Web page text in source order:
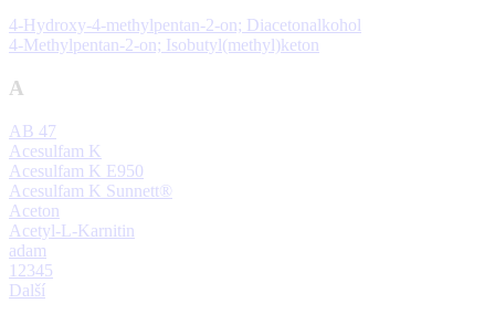
4-Hydroxy-4-methylpentan-2-on; Diacetonalkohol
4-Methylpentan-2-on; Isobutyl(methyl)keton
A
AB 47
Acesulfam K
Acesulfam K E950
Acesulfam K Sunnett®
Aceton
Acetyl-L-Karnitin
adam
1 2345
Další